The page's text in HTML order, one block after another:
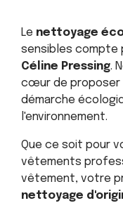
Le nettoyage
sensibles compte
Céline Pressing.
cœur de proposer
démarche
l'environnement.
Que ce soit pour
vêtements
vêtement, votre
nettoyage